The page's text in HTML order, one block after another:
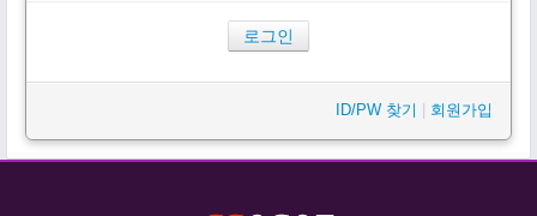
로그인
ID/PW 찾기 회원가입